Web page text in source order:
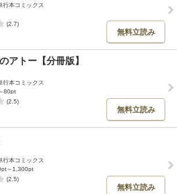
行本コミックス
(2.7)
無料立読み
アトー【分冊版】
行本コミックス
80pt
(2.5)
無料立読み
行本コミックス
～1,300pt
(2.5)
無料立読み